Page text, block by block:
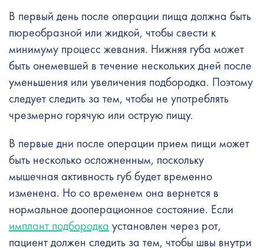
В первый день после операции пища должна быть
пюреобразной или жидкой, чтобы свести к
минимуму процесс жевания. Нижняя губа может
быть онемевшей в течение нескольких дней после
уменьшения или увеличения подбородка. Поэтому
следует следить за тем, чтобы не употреблять
чрезмерно горячую или острую пищу.
В первые дни после операции прием пищи может
быть несколько осложненным, поскольку
мышечная активность губ будет временно
изменена. Но со временем она вернется в
нормальное дооперационное состояние. Если
имплант подбородка установлен через рот,
пациент должен следить за тем, чтобы швы внутри